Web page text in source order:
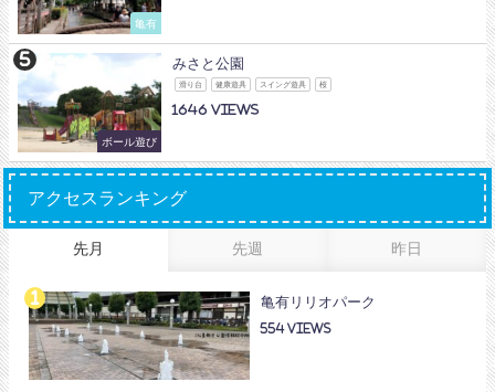
亀有
ボール遊び
みさと公園
滑り台 健康遊具 スイング遊具 桜
1646
アクセスランキング
先月 先週 昨日
亀有リリオパーク
554